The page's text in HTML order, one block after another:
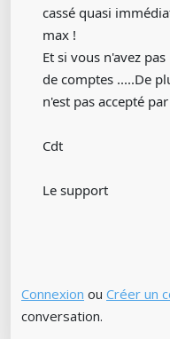
cassé quasi
max !
Et si vous n'avez
de comptes .....De
n'est pas accepté
Cdt
Le support
Connexion ou Créer un
conversation.